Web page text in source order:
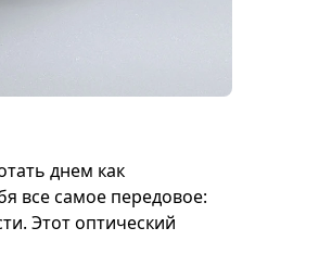
днем как
все самое передовое:
Этот оптический